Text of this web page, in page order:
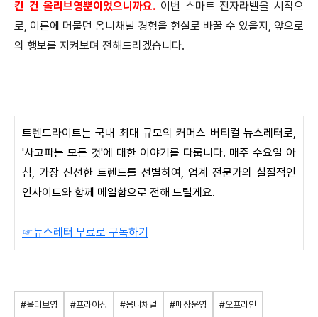
킨 건 올리브영뿐이었으니까요. 이번 스마트 전자라벨을 시작으
로, 이론에 머물던 옴니채널 경험을 현실로 바꿀 수 있을지, 앞으로
의 행보를 지켜보며 전해드리겠습니다.
트렌드라이트는 국내 최대 규모의 커머스 버티컬 뉴스레터로,
'사고파는 모든 것'에 대한 이야기를 다룹니다. 매주 수요일 아
침, 가장 신선한 트렌드를 선별하여, 업계 전문가의 실질적인
인사이트와 함께 메일함으로 전해 드릴게요.
☞뉴스레터 무료로 구독하기
#올리브영 #프라이싱 #옴니채널 #매장운영 #오프라인